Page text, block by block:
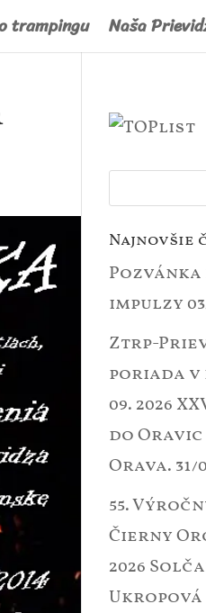
trampingu Naša
Najnovšie
impulzy
Ztrp-
poriada v
09. 2026
do
Orava. 31/
55.
Čierny
2026
Ukropová